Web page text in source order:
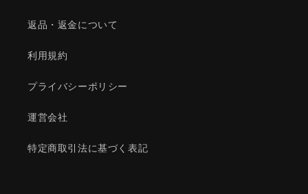
返品・返金について
利用規約
プライバシーポリシー
運営会社
特定商取引法に基づく表記